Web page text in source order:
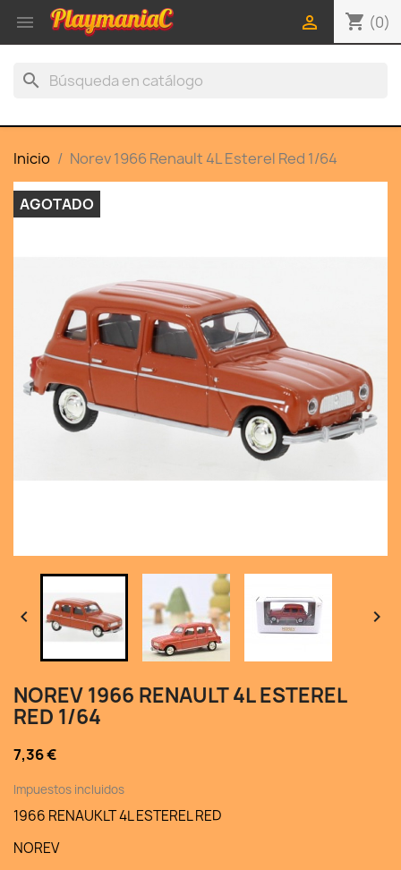
 shopping_cart (0)

search
Inicio Norev 1966 Renault 4L Esterel Red 1/64
AGOTADO
 
NOREV 1966 RENAULT 4L ESTEREL
RED 1/64
7,36 €
Impuestos incluidos
1966 RENAUKLT 4L ESTEREL RED
NOREV